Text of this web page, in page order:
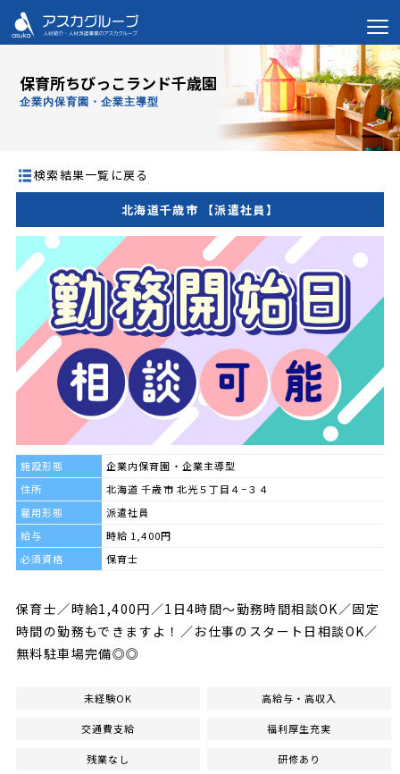
保育所ちびっこランド千歳園
企業内保育園・企業主導型
検索結果一覧に戻る
北海道千歳市 【派遣社員】
施設形態
企業内保育園・企業主導型
住所
北海道 千歳市 北光５丁目４−３４
雇用形態
派遣社員
給与
時給 1,400円
必須資格
保育士
保育士／時給1,400円／1日4時間～勤務時間相談OK／固定
時間の勤務もできますよ！／お仕事のスタート日相談OK／
無料駐車場完備◎◎
未経験OK 高給与・高収入
交通費支給 福利厚生充実
残業なし 研修あり